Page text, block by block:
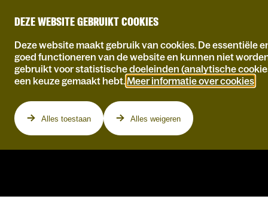
DEZE WEBSITE GEBRUIKT COOKIES
Deze website maakt gebruik van cookies. De essentiële
goed functioneren van de website en kunnen niet
gebruikt voor statistische doeleinden (analytische
een keuze gemaakt hebt. Meer informatie over cookies
Alles toestaan Alles weigeren